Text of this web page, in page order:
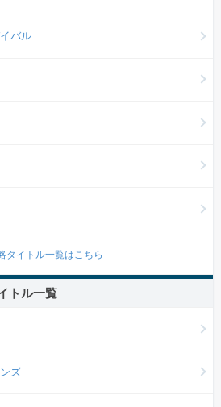
バル
タイトル一覧はこちら
トル一覧
ズ